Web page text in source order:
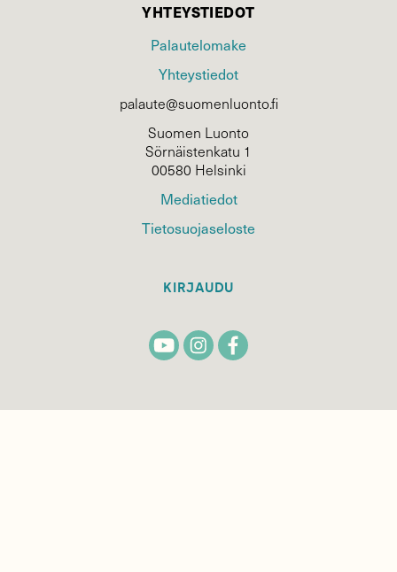
YHTEYSTIEDOT
Palautelomake
Yhteystiedot
palaute@suomenluonto.fi
Suomen Luonto
Sörnäistenkatu 1
00580 Helsinki
Mediatiedot
Tietosuojaseloste
KIRJAUDU